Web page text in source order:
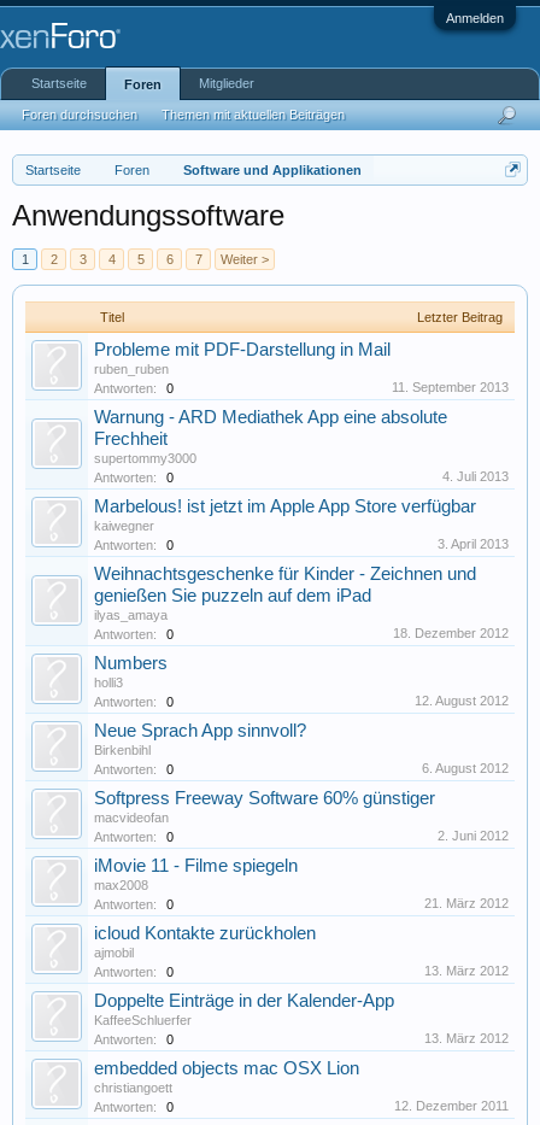
Anmelden
Startseite Foren Software und Applikationen
Anwendungssoftware
1 2 3 4 5 6 7 Weiter >
Titel Letzter Beitrag
Probleme mit PDF-Darstellung in Mail
ruben_ruben
Antworten:
0 11. September 2013
Warnung - ARD Mediathek App eine absolute
Frechheit
supertommy3000
Antworten:
0 4. Juli 2013
Marbelous! ist jetzt im Apple App Store verfügbar
kaiwegner
Antworten:
0 3. April 2013
Weihnachtsgeschenke für Kinder - Zeichnen und
genießen Sie puzzeln auf dem iPad
ilyas_amaya
Antworten:
0 18. Dezember 2012
Numbers
holli3
Antworten:
0 12. August 2012
Neue Sprach App sinnvoll?
Birkenbihl
Antworten:
0 6. August 2012
Softpress Freeway Software 60% günstiger
macvideofan
Antworten:
0 2. Juni 2012
iMovie 11 - Filme spiegeln
max2008
Antworten:
0 21. März 2012
icloud Kontakte zurückholen
ajmobil
Antworten:
0 13. März 2012
Doppelte Einträge in der Kalender-App
KaffeeSchluerfer
Antworten:
0 13. März 2012
embedded objects mac OSX Lion
christiangoett
Antworten:
0 12. Dezember 2011
Startseite Foren
Foren durchsuchen Themen mit aktuellen Beiträgen
Mitglieder